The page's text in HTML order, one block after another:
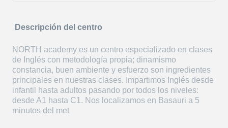
Descripción del centro
NORTH academy es un centro especializado en clases
de Inglés con metodología propia; dinamismo
constancia, buen ambiente y esfuerzo son ingredientes
principales en nuestras clases. Impartimos Inglés desde
infantil hasta adultos pasando por todos los niveles:
desde A1 hasta C1. Nos localizamos en Basauri a 5
minutos del met